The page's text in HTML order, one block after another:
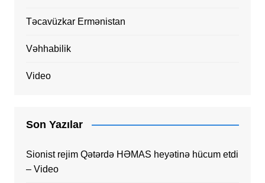
Təcavüzkar Ermənistan
Vəhhabilik
Video
Son Yazılar
Sionist rejim Qətərdə HƏMAS heyətinə hücum etdi
– Video